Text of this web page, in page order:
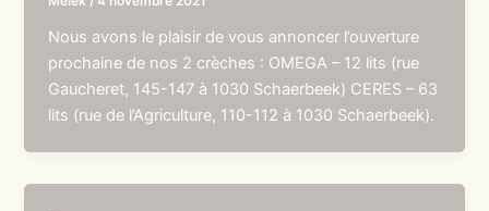
Nous avons le plaisir de vous annoncer l’ouverture
prochaine de nos 2 crèches : OMEGA – 12 lits (rue
Gaucheret, 145-147 à 1030 Schaerbeek) CERES – 63
lits (rue de l’Agriculture, 110-112 à 1030 Schaerbeek).